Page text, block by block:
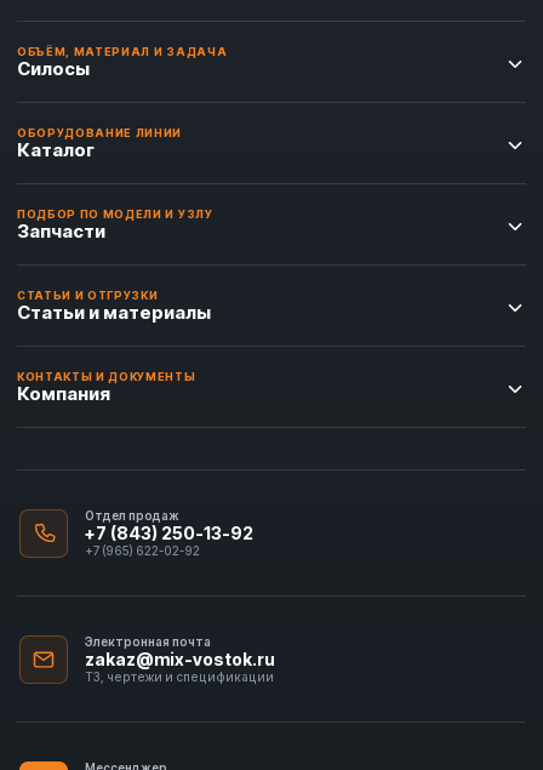
ОБЪЁМ, МАТЕРИАЛ И ЗАДАЧА
Силосы
ОБОРУДОВАНИЕ ЛИНИИ
Каталог
ПОДБОР ПО МОДЕЛИ И УЗЛУ
Запчасти
СТАТЬИ И ОТГРУЗКИ
Статьи и материалы
КОНТАКТЫ И ДОКУМЕНТЫ
Компания
Отдел продаж
+7 (843) 250-13-92
+7 (965) 622-02-92
Электронная почта
zakaz@mix-vostok.ru
ТЗ, чертежи и спецификации